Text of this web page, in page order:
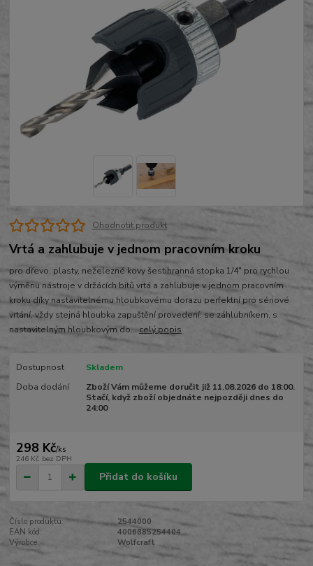
Ohodnotit produkt
Vrtá a zahlubuje v jednom pracovním kroku
pro dřevo, plasty, neželezné kovy šestihranná stopka 1/4″ pro rychlou
výměnu nástroje v držácích bitů vrtá a zahlubuje v jednom pracovním
kroku díky nastavitelnému hloubkovému dorazu perfektní pro sériové
vrtání, vždy stejná hloubka zapuštění provedení: se záhlubníkem, s
nastavitelným hloubkovým do...celý popis
Dostupnost
Skladem
Doba dodání
Zboží Vám můžeme doručit již 11.08.2026 do 18:00.
Stačí, když zboží objednáte nejpozději dnes do
24:00
298 Kč/ks
246 Kč bez DPH
Přidat do košíku
Číslo produktu:
2544000
EAN kód:
4006885254404
Výrobce:
Wolfcraft